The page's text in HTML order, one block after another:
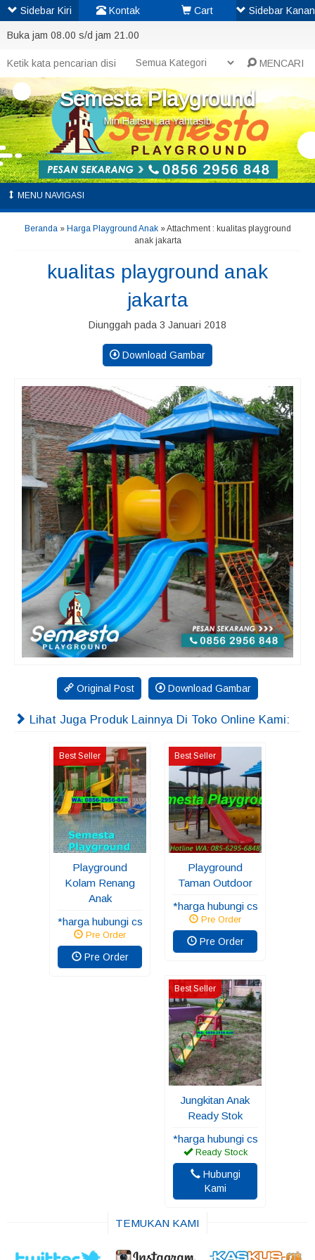
Buka jam 08.00 s/d jam 21.00
MENCARI
Semesta Playground
Min Haitsu Laa Yahtasib
MENU NAVIGASI
Beranda» Harga Playground Anak» Attachment : kualitas playground
anak jakarta
kualitas playground anak
jakarta
Diunggah pada 3 Januari 2018
Download Gambar
Original Post Download Gambar
Lihat Juga Produk Lainnya Di Toko Online Kami:
Best Seller
Playground
Kolam Renang
Anak
*harga hubungi cs
Pre Order
Pre Order
Best Seller
Playground
Taman Outdoor
*harga hubungi cs
Pre Order
Pre Order
Best Seller
Jungkitan Anak
Ready Stok
*harga hubungi cs
Ready Stock
Hubungi
Kami
TEMUKAN KAMI
Sidebar Kiri Kontak Cart Sidebar Kanan